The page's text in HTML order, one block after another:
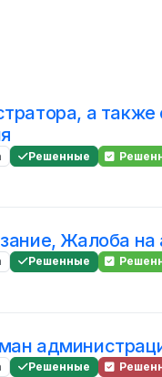
а также
Решенные
Жалоба
Решенные
Решенные